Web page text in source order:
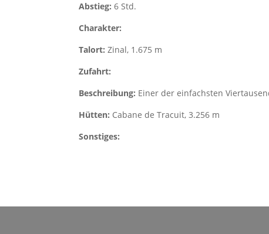
Abstieg:6 Std.
Charakter:
Talort:Zinal, 1.675 m
Zufahrt:
Beschreibung: Einer der einfachsten
Hütten: Cabane de Tracuit, 3.256 m
Sonstiges: